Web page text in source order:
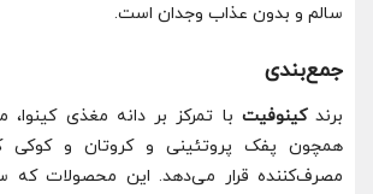
سالم و بدون عذاب وجدان است.
جمع‌بندی
برندکینوفیت با تمرکز بر دانه مغذی
همچون پفک پروتئینی و کروتان و کوکی
مصرف‌کننده قرار می‌دهد. این محصولات که